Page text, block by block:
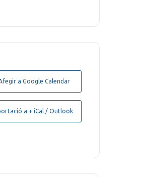
a Google Calendar
a + iCal / Outlook